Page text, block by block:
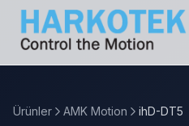
Ürünler AMK Motion ihD-DT5